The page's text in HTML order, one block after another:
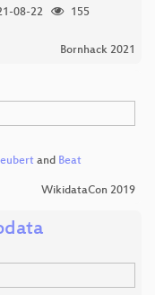
08-22
155
Bornhack 2021
and Beat
WikidataCon 2019